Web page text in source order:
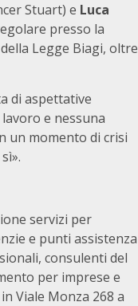
Stuart) e Luca
presso la
Legge Biagi, oltre
di aspettative
e nessuna
un momento di crisi
servizi per
e punti assistenza
consulenti del
per imprese e
Viale Monza 268 a